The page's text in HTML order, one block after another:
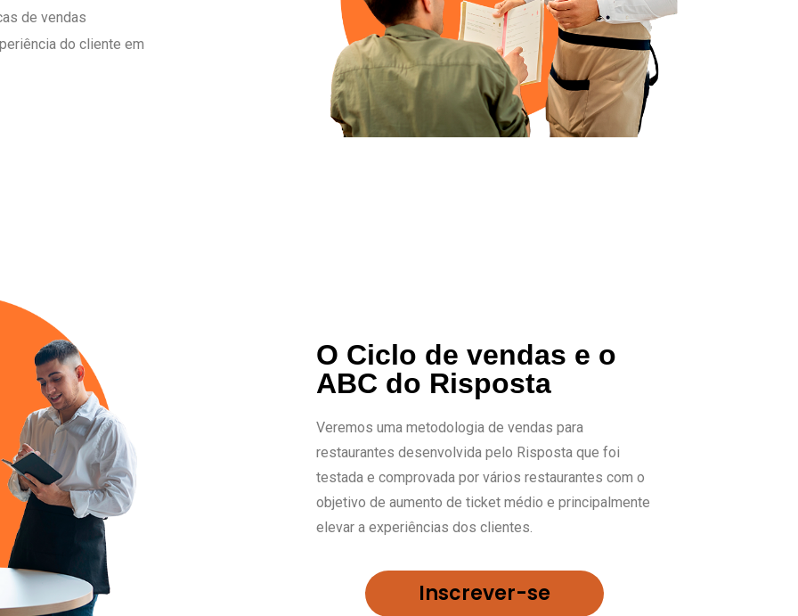
de vendas
do cliente em
O Ciclo de vendas e o
ABC do Risposta
Veremos uma metodologia de vendas para
restaurantes desenvolvida pelo Risposta que foi
testada e comprovada por vários restaurantes com o
objetivo de aumento de ticket médio e principalmente
elevar a experiências dos clientes.
Inscrever-se